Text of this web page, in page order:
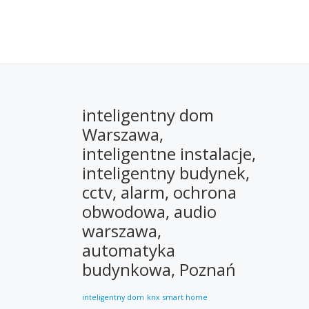
inteligentny dom
Warszawa,
inteligentne instalacje,
inteligentny budynek,
cctv, alarm, ochrona
obwodowa, audio
warszawa,
automatyka
budynkowa, Poznań
inteligentny dom knx smart home